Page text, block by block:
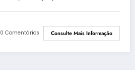
0 Comentários Consulte Mais Informação